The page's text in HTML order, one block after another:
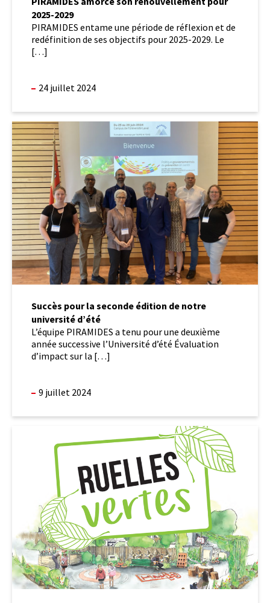
2025-2029
PIRAMIDES entame une période de réflexion et de
redéfinition de ses objectifs pour 2025-2029. Le
[…]
24 juillet 2024
Succès pour la seconde édition de notre
université d’été
L’équipe PIRAMIDES a tenu pour une deuxième
année successive l’Université d’été Évaluation
d’impact sur la […]
9 juillet 2024
Succès
pour
la
seconde
édition
de
notre
université
d’été